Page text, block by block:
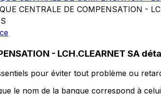
CENTRALE DE COMPENSATION -
- LCH.CLEARNET SA
pour éviter tout problème ou
le nom de la banque correspond à